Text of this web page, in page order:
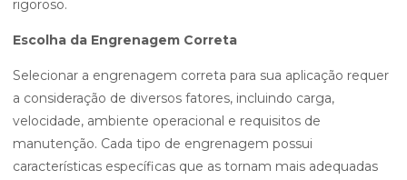
rigoroso.
Escolha da Engrenagem Correta
Selecionar a engrenagem correta para sua aplicação requer
a consideração de diversos fatores, incluindo carga,
velocidade, ambiente operacional e requisitos de
manutenção. Cada tipo de engrenagem possui
características específicas que as tornam mais adequadas